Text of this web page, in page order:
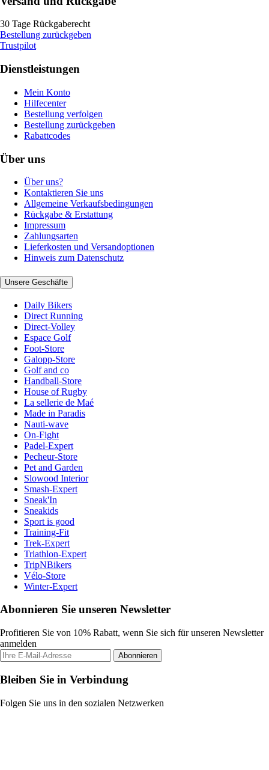
30 Tage Rückgaberecht
Bestellung zurückgeben
Trustpilot
Dienstleistungen
Mein Konto
Hilfecenter
Bestellung verfolgen
Bestellung zurückgeben
Rabattcodes
Über uns
Über uns?
Kontaktieren Sie uns
Allgemeine Verkaufsbedingungen
Rückgabe & Erstattung
Impressum
Zahlungsarten
Lieferkosten und Versandoptionen
Hinweis zum Datenschutz
Unsere Geschäfte
Daily Bikers
Direct Running
Direct-Volley
Espace Golf
Foot-Store
Galopp-Store
Golf and co
Handball-Store
House of Rugby
La sellerie de Maé
Made in Paradis
Nauti-wave
On-Fight
Padel-Expert
Pecheur-Store
Pet and Garden
Slowood Interior
Smash-Expert
Sneak'In
Sneakids
Sport is good
Training-Fit
Trek-Expert
Triathlon-Expert
TripNBikers
Vélo-Store
Winter-Expert
Abonnieren Sie unseren Newsletter
Profitieren Sie von 10% Rabatt, wenn Sie sich für unseren Newsletter
anmelden
Abonnieren
Bleiben Sie in Verbindung
Folgen Sie uns in den sozialen Netzwerken